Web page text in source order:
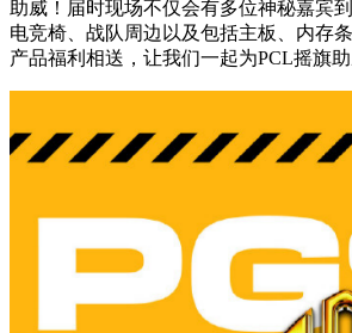
助威！届时现场不仅会有多位神秘嘉宾
电竞椅、战队周边以及包括主板、内存
产品福利相送，让我们一起为PCL摇旗助